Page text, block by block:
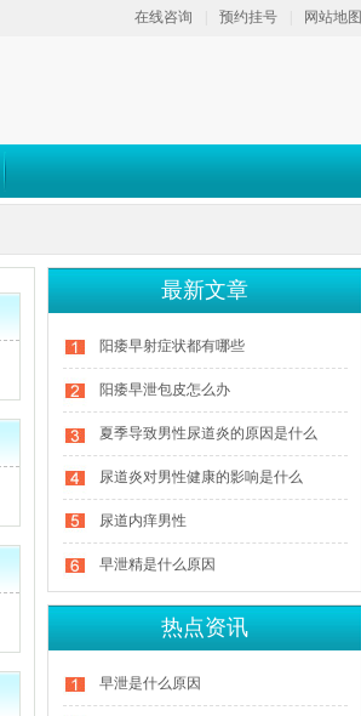
在线咨询 预约挂号 网站地图
最新文章
阳痿早射症状都有哪些
阳痿早泄包皮怎么办
夏季导致男性尿道炎的原因是什么
尿道炎对男性健康的影响是什么
尿道内痒男性
早泄精是什么原因
热点资讯
早泄是什么原因